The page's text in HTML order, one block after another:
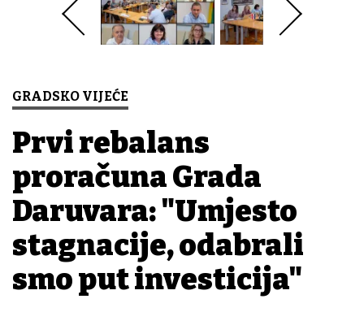
GRADSKO VIJEĆE
Prvi rebalans
proračuna Grada
Daruvara: "Umjesto
stagnacije, odabrali
smo put investicija"